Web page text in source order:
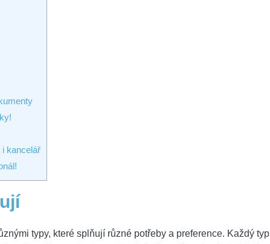
i kancelář
typy, které splňují různé potřeby a preference. Každý typ